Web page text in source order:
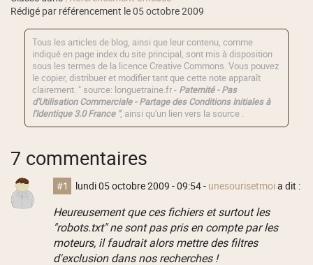
Rédigé par référencement le 05 octobre 2009
Tous les articles de blog, ainsi que leur contenu, comme
indiqué en page index du site principal, sont mis à disposition
sous les termes de la licence Creative Commons. Vous pouvez
le copier, distribuer et modifier tant que cette note apparaît
clairement. " source: longuetraine.fr - Paternité - Pas
d'Utilisation Commerciale - Partage des Conditions Initiales à
l'Identique 3.0 France ", ainsi qu'un lien vers la source .
7 commentaires
#1 lundi 05 octobre 2009 - 09:54- unesourisetmoia dit :
Heureusement que ces fichiers et surtout les
"robots.txt" ne sont pas pris en compte par les
moteurs, il faudrait alors mettre des filtres
d'exclusion dans nos recherches !